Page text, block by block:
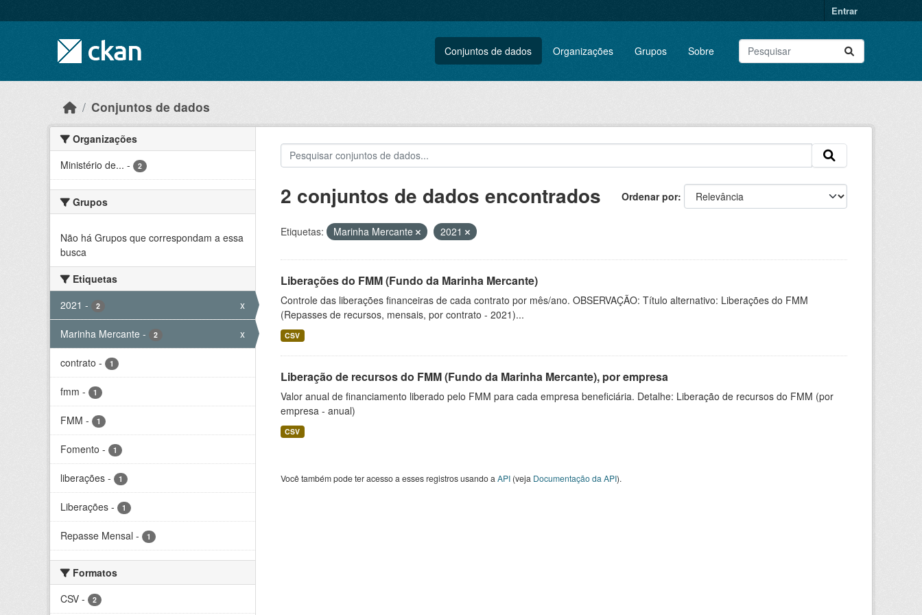
Entrar
Conjuntos de dados Organizações Grupos Sobre
Conjuntos de dados
Organizações
Ministério de... - 2
Grupos
Não há Grupos que correspondam a essa
busca
Etiquetas
2021 - 2 x
Marinha Mercante - 2 x
contrato - 1
fmm - 1
FMM - 1
Fomento - 1
liberações - 1
Liberações - 1
Repasse Mensal - 1
Formatos
CSV - 2
Ordenar por
2 conjuntos de dados encontrados
Etiquetas: Marinha Mercante 2021
Liberações do FMM (Fundo da Marinha Mercante)
Controle das liberações financeiras de cada contrato por mês/ano. OBSERVAÇÃO: Título alternativo: Liberações do FMM
(Repasses de recursos, mensais, por contrato - 2021)...
CSV
Liberação de recursos do FMM (Fundo da Marinha Mercante), por empresa
Valor anual de financiamento liberado pelo FMM para cada empresa beneficiária. Detalhe: Liberação de recursos do FMM (por
empresa - anual)
CSV
Você também pode ter acesso a esses registros usando a API(veja Documentação da API).